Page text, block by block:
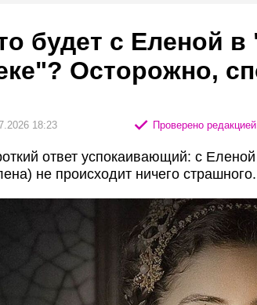
будет с Еленой
Осторожно,
18:23 Проверено редакцией
ответ успокаивающий: с
не происходит ничего страшного.